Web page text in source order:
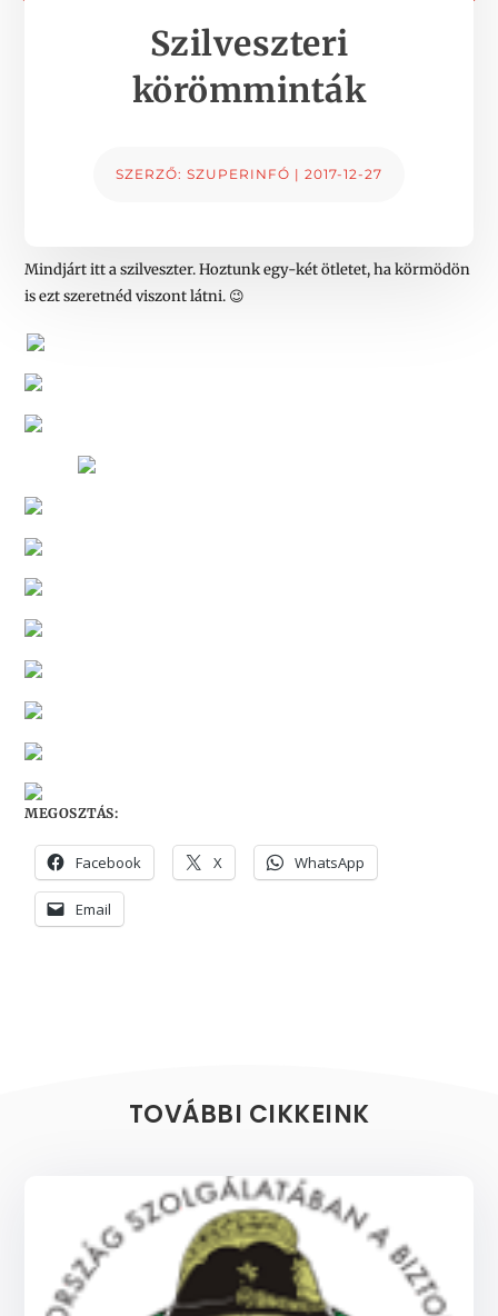
Szilveszteri
körömminták
SZERZŐ: SZUPERINFÓ | 2017-12-27
Mindjárt itt a szilveszter. Hoztunk egy-két ötletet, ha körmödön
is ezt szeretnéd viszont látni. 😉
MEGOSZTÁS:
Facebook X WhatsApp
Email
TOVÁBBI CIKKEINK